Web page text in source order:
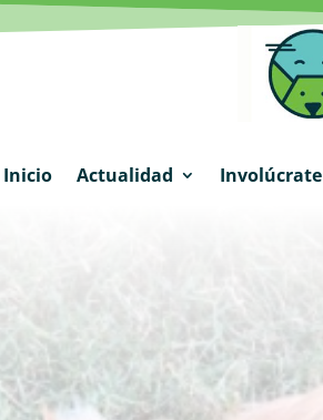
Inicio Actualidad Involúcrate